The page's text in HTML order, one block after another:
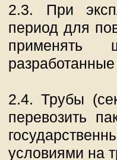
2.3. При
период для
применять
2.4. Трубы
перевозить
условиями на